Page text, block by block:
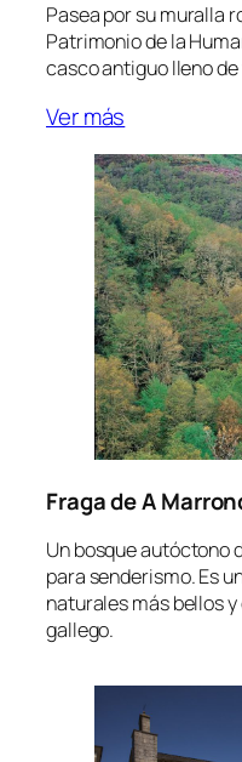
Pasea por su muralla
Patrimonio de la
casco antiguo lleno
Ver más
Fraga de A
Un bosque autóctono
para senderismo. Es
naturales más bellos
gallego.